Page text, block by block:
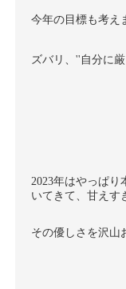
今年の目標も考え
ズバリ、''自分に
2023年はやっぱ
いてきて、甘えす
その優しさを沢山